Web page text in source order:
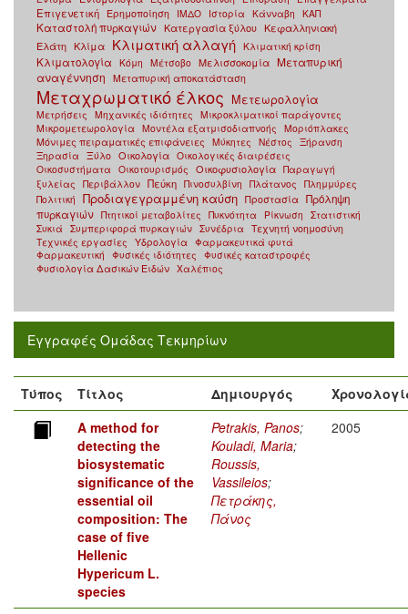
Επιγενετική Ερημοποίηση ΙΜΔΟ Ιστορία Κάνναβη ΚΑΠ
Καταστολή πυρκαγιών Κατεργασία ξύλου Κεφαλληνιακή
Ελάτη Κλίμα Κλιματική αλλαγή Κλιματική κρίση
Κλιματολογία Κόμη Μέτσοβο Μελισσοκομία Μεταπυρική
αναγέννηση Μεταπυρική αποκατάσταση
Μεταχρωματικό έλκος Μετεωρολογία
Μετρήσεις Μηχανικές ιδιότητες Μικροκλιματικοί παράγοντες
Μικρομετεωρολογία Μοντέλα εξατμισοδιαπνοής Μοριόπλακες
Μόνιμες πειραματικές επιφάνειες Μύκητες Νέστος Ξήρανση
Ξηρασία Ξύλο Οικολογία Οικολογικές διαιρέσεις
Οικοσυστήματα Οικοτουρισμός Οικοφυσιολογία Παραγωγή
ξυλείας Περιβάλλον Πεύκη Πινοσυλβίνη Πλάτανος Πλημμύρες
Πολιτική Προδιαγεγραμμένη καύση Προστασία Πρόληψη
πυρκαγιών Πτητικοί μεταβολίτες Πυκνότητα Ρίκνωση Στατιστική
Συκιά Συμπεριφορά πυρκαγιών Συνέδρια Τεχνητή νοημοσύνη
Τεχνικές εργασίες Υδρολογία Φαρμακευτικά φυτά
Φαρμακευτική Φυσικές ιδιότητες Φυσικές καταστροφές
Φυσιολογία Δασικών Ειδών Χαλέπιος
Εγγραφές Ομάδας Τεκμηρίων
Τύπος Τίτλος Δημιουργός
A method for
detecting the
biosystematic
significance of the
essential oil
composition: The
case of five
Hellenic
Hypericum L.
species
Petrakis, Panos;
Kouladi, Maria;
Roussis,
Vassileios;
Πετράκης,
Πάνος
2005